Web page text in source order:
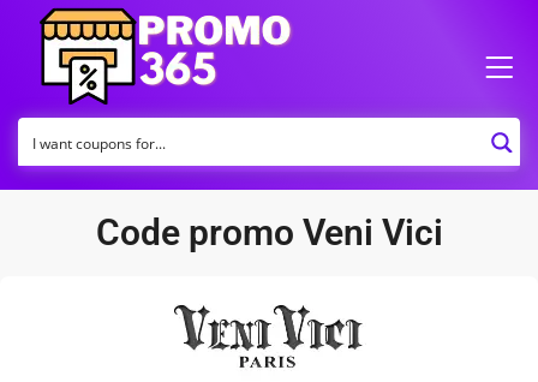
Code promo Veni Vici